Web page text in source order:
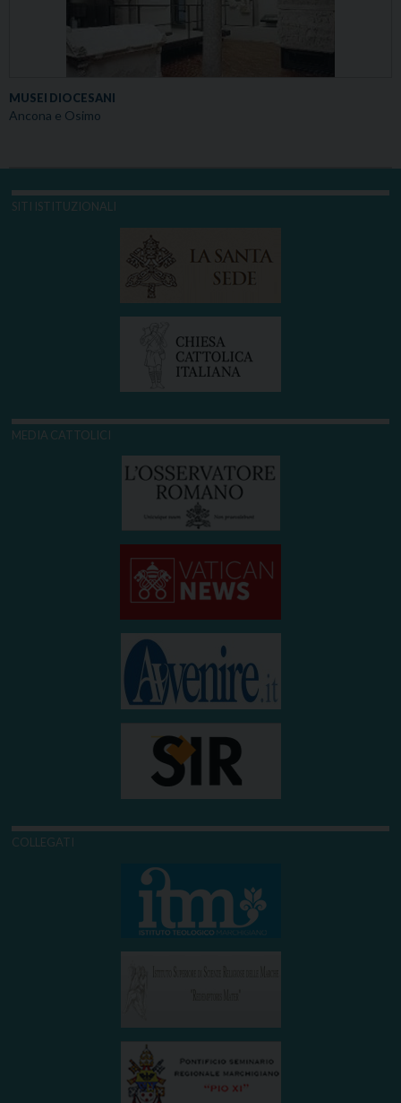
MUSEI DIOCESANI
Ancona e Osimo
SITI ISTITUZIONALI
MEDIA CATTOLICI
COLLEGATI